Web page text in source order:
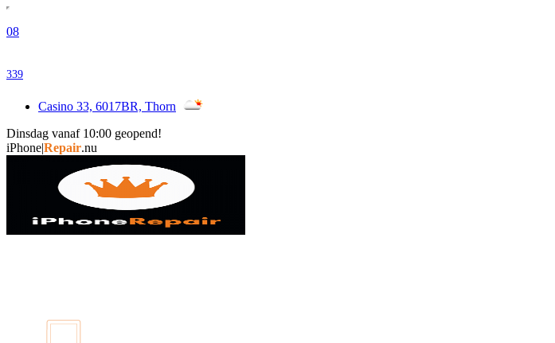
08
339
Casino 33, 6017BR, Thorn
Dinsdag vanaf 10:00 geopend!
|Repair.nu